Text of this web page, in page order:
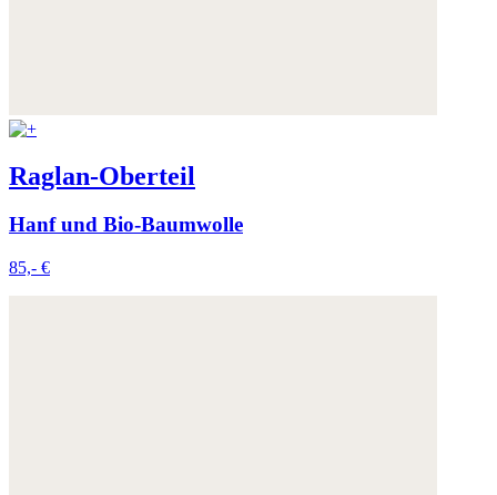
Raglan-Oberteil
Hanf und Bio-Baumwolle
85,- €